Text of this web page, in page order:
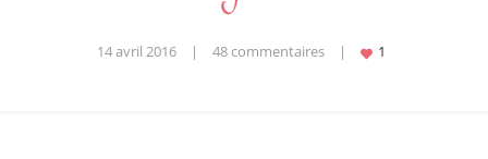
14 avril 2016 | 48 commentaires |